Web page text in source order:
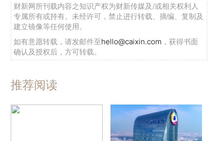
财新网所刊载内容之知识产权为财新传媒及/或相关权利人
专属所有或持有。未经许可，禁止进行转载、摘编、复制及
建立镜像等任何使用。
如有意愿转载，请发邮件至hello@caixin.com ，获得书面
确认及授权后，方可转载。
推荐阅读